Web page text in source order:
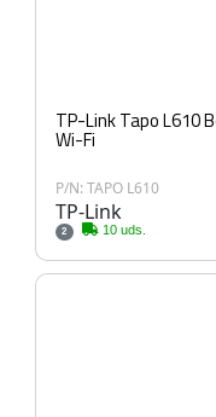
TP-Link Tapo L610
Wi-Fi
P/N: TAPO L610
TP-Link
2 10 uds.